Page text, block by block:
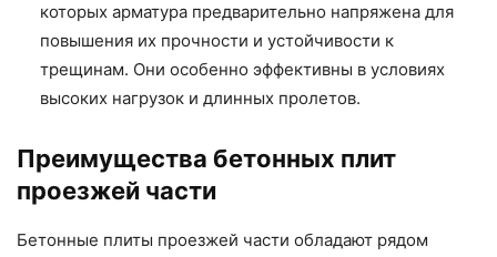
которых арматура предварительно напряжена для
повышения их прочности и устойчивости к
трещинам. Они особенно эффективны в условиях
высоких нагрузок и длинных пролетов.
Преимущества бетонных плит
проезжей части
Бетонные плиты проезжей части обладают рядом